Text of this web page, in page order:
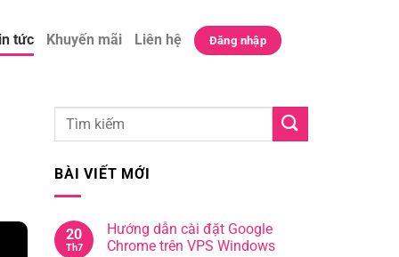
tức Khuyến mãi Liên hệ Đăng nhập
BÀI VIẾT MỚI
20
Th7
Hướng dẫn cài đặt Google
Chrome trên VPS Windows